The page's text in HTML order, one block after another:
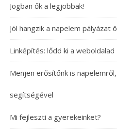
Jogban ők a legjobbak!
Jól hangzik a napelem pályázat
Linképítés: lődd ki a
Menjen erősítőnk is
segítségével
Mi fejleszti a gyerekeinket?